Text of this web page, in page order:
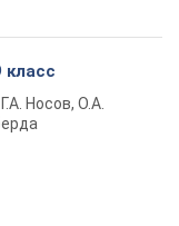
класс
Носов, О.А.